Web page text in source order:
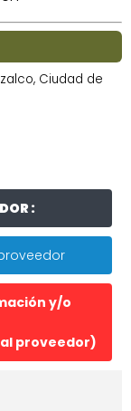
Ciudad de
:
y/o
proveedor)